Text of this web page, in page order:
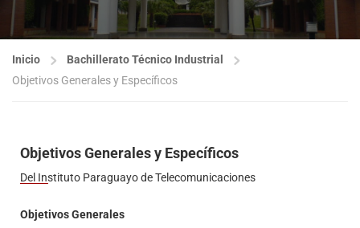
Inicio
Bachillerato Técnico Industrial
Objetivos Generales y Específicos
Objetivos Generales y Específicos
Del Instituto Paraguayo de Telecomunicaciones
Objetivos Generales